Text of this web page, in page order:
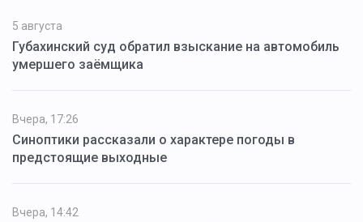
5 августа
Губахинский суд обратил взыскание на автомобиль
умершего заёмщика
Вчера, 17:26
Синоптики рассказали о характере погоды в
предстоящие выходные
Вчера, 14:42